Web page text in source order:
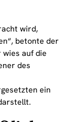
wird,
betonte der
auf die
des
ein